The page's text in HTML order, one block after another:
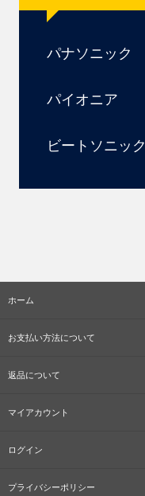
パナソニック
パイオニア
ビートソニック
ホーム
お支払い方法について
返品について
マイアカウント
ログイン
プライバシーポリシー